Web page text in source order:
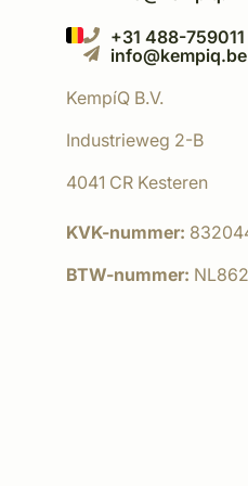
+31 488-759011
info@kempiq.be
KempíQ B.V.
Industrieweg 2-B
4041 CR Kesteren
KVK-nummer:
BTW-nummer: